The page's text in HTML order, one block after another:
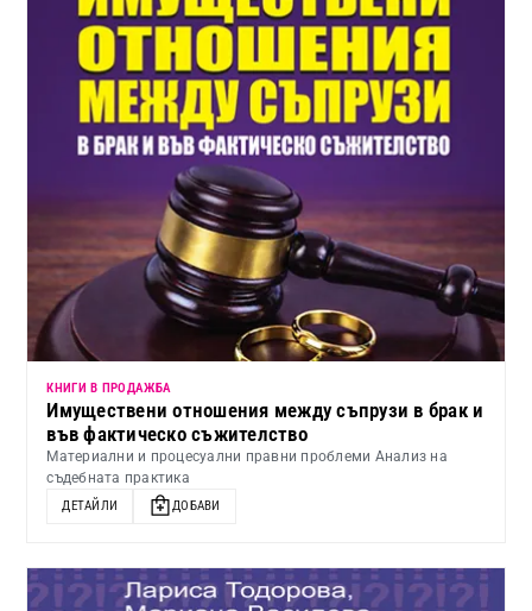
КНИГИ В ПРОДАЖБА
Имуществени отношения между съпрузи в брак и
във фактическо съжителство
Материални и процесуални правни проблеми Анализ на
съдебната практика
ДЕТАЙЛИ ДОБАВИ